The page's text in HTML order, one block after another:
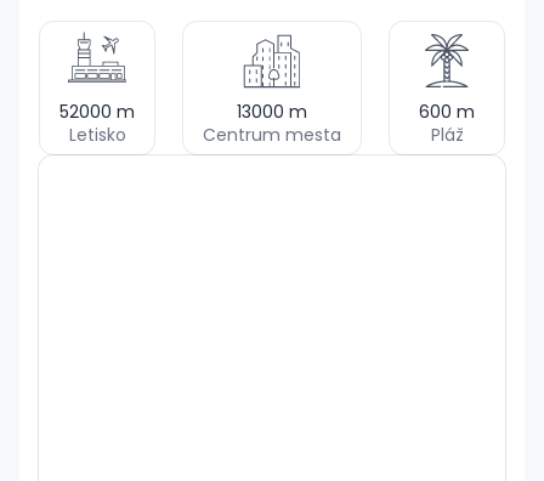
52000 m
Letisko
13000 m
Centrum mesta
600 m
Pláž